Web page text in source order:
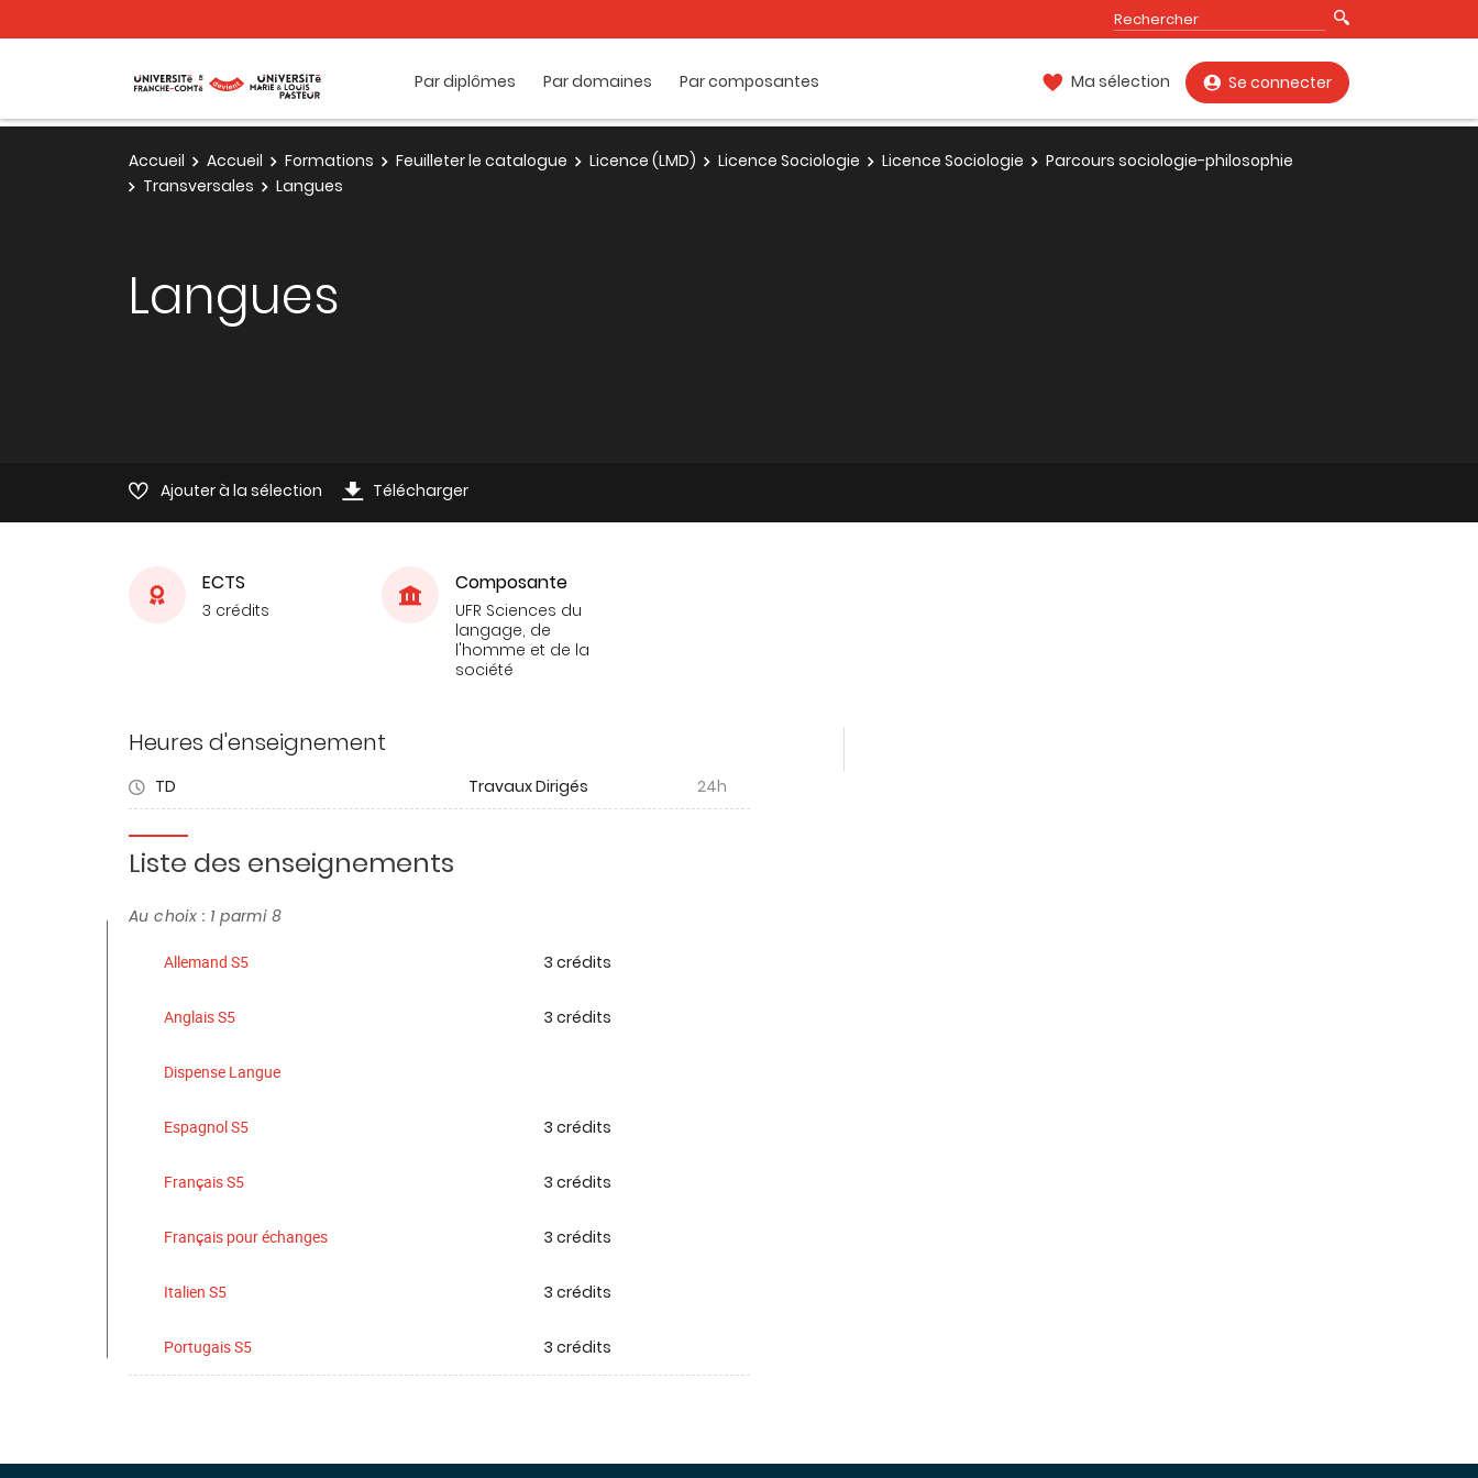
Par diplômes Par domaines Par composantes Ma sélection Se connecter
Accueil Accueil Formations Feuilleter le catalogue Licence (LMD) Licence Sociologie Licence Sociologie
Parcours sociologie-philosophie
Transversales
Langues
Langues
Ajouter à la sélection Télécharger
ECTS
3 crédits
Composante
UFR Sciences du
langage, de
l'homme et de la
société
Heures d'enseignement
TD Travaux Dirigés 24h
Liste des enseignements
Au choix : 1 parmi 8
Allemand S5 3 crédits
Anglais S5 3 crédits
Dispense Langue
Espagnol S5 3 crédits
Français S5 3 crédits
Français pour échanges 3 crédits
Italien S5 3 crédits
Portugais S5 3 crédits